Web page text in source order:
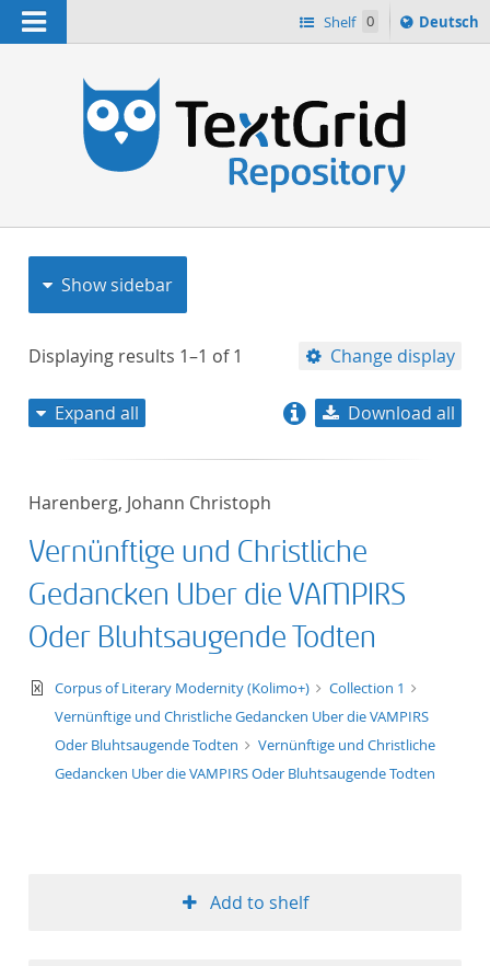
Navigation Shelf 0
Sprache
ï¿½ndern
Deutsch
Show sidebar
Displaying results 1–1 of1 Change display
title descending
format
publication date
Expand all Download all
Harenberg, Johann Christoph
Vernünftige und Christliche
Gedancken Uber die VAMPIRS
Oder Bluhtsaugende Todten
text/xml
Corpus of Literary Modernity (Kolimo+)
Collection 1
Vernünftige und Christliche Gedancken Uber die VAMPIRS
Oder Bluhtsaugende Todten
Vernünftige und Christliche
Gedancken Uber die VAMPIRS Oder Bluhtsaugende Todten
Add to shelf